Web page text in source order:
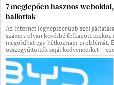
7 meglepően hasznos
hallottak
Az internet legnépszerűbb
számos olyan kevésbé felkapott
megoldhat egy hétköznapi problémát.
összegyűjtötték saját kedvenceiket –